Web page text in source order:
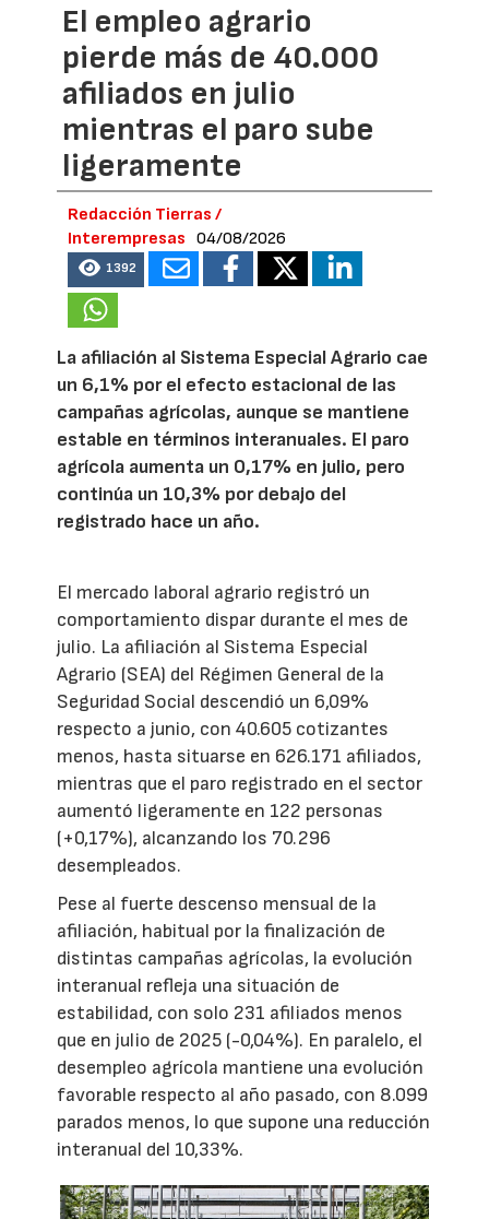
El empleo agrario
pierde más de 40.000
afiliados en julio
mientras el paro sube
ligeramente
Redacción Tierras /
Interempresas
04/08/2026
1392
La afiliación al Sistema Especial Agrario cae
un 6,1% por el efecto estacional de las
campañas agrícolas, aunque se mantiene
estable en términos interanuales. El paro
agrícola aumenta un 0,17% en julio, pero
continúa un 10,3% por debajo del
registrado hace un año.
El mercado laboral agrario registró un
comportamiento dispar durante el mes de
julio. La afiliación al Sistema Especial
Agrario (SEA) del Régimen General de la
Seguridad Social descendió un 6,09%
respecto a junio, con 40.605 cotizantes
menos, hasta situarse en 626.171 afiliados,
mientras que el paro registrado en el sector
aumentó ligeramente en 122 personas
(+0,17%), alcanzando los 70.296
desempleados.
Pese al fuerte descenso mensual de la
afiliación, habitual por la finalización de
distintas campañas agrícolas, la evolución
interanual refleja una situación de
estabilidad, con solo 231 afiliados menos
que en julio de 2025 (-0,04%). En paralelo, el
desempleo agrícola mantiene una evolución
favorable respecto al año pasado, con 8.099
parados menos, lo que supone una reducción
interanual del 10,33%.